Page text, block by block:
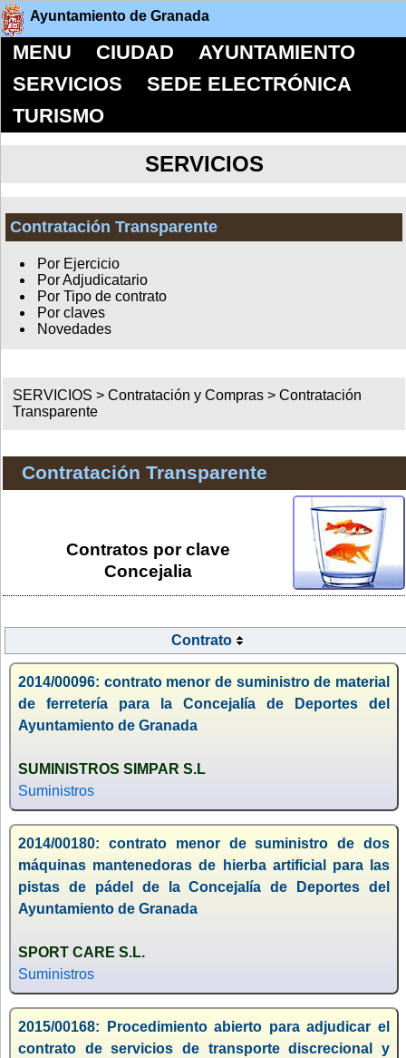
Ayuntamiento de Granada
MENU CIUDAD
AYUNTAMIENTO
SERVICIOS
SEDE ELECTRÓNICA
TURISMO
SERVICIOS
Contratación Transparente
Por Ejercicio
Por Adjudicatario
Por Tipo de contrato
Por claves
Novedades
SERVICIOS >Contratación y Compras >Contratación
Transparente
Contratación Transparente
Contratos por clave
Concejalia
Contrato
2014/00096: contrato menor de suministro de material
de ferretería para la Concejalía de Deportes del
Ayuntamiento de Granada
SUMINISTROS SIMPAR S.L
Suministros
2014/00180: contrato menor de suministro de dos
máquinas mantenedoras de hierba artificial para las
pistas de pádel de la Concejalía de Deportes del
Ayuntamiento de Granada
SPORT CARE S.L.
Suministros
2015/00168: Procedimiento abierto para adjudicar el
contrato de servicios de transporte discrecional y